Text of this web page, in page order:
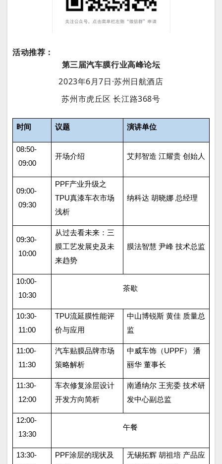
活动推荐：
第三届汽车膜行业高峰论坛
2023年6月7日·苏州日航酒店
苏州市虎丘区 长江路368号
时间 议题 演讲单位
08:50-
09:00
开场介绍 艾邦智造 江耀贵 创始人
09:00-
09:30
PPF产业升级之
TPU真漆车衣市场
浅析
纳科达 胡晓娜 总经理
09:30-
10:00
从过去看未来：三
膜工艺发展史及未
来趋势
膜法智慧 尹峰 技术总监
10:00-
10:30
茶歇
10:30-
11:00
TPU流延膜性能评
价与应用
中山博锐斯 黄佳 质量总
监
11:00-
11:30
汽车贴膜品牌市场
策略解析
中威车饰（UPPF） 潘
丽华 董事长
11:30-
12:00
车衣修复涂层设计
开发方向简析
南通纳尔 王宪委 技术研
发中心副总监
12:00-
13:30
午餐
13:30-
PPF涂层的现状及
无锡拓辉 胡祖培 产品应